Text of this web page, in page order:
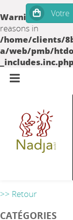
Warning:
reasons in
/home/clients/
a/web/pmb/
>> Retour
CATÉGORIES